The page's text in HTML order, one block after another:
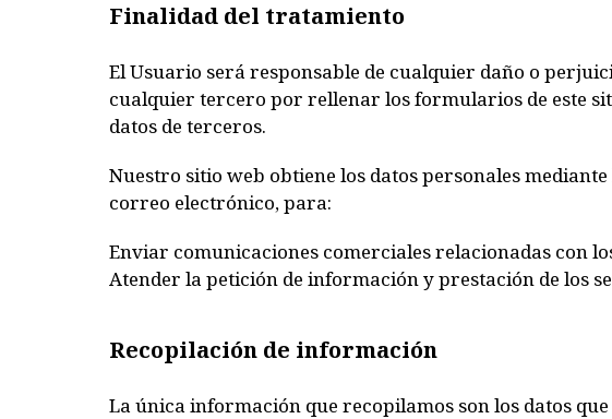
Finalidad del tratamiento
El Usuario será responsable de cualquier daño o
cualquier tercero por rellenar los formularios de este
datos de terceros.
Nuestro sitio web obtiene los datos personales
correo electrónico, para:
Enviar comunicaciones comerciales relacionadas con
Atender la petición de información y prestación de los
Recopilación de información
La única información que recopilamos son los datos